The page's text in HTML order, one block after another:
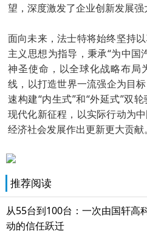
望，深度激发了企业创新发展强
面向未来，法士特将始终坚持
主义思想为指导，秉承“为中国
神圣使命，以全球化战略布局
线，以打造世界一流强企为目
速构建“内生式”和“外延式”双
现代化新征程，以实际行动为
经济社会发展作出更新更大贡献。
推荐阅读
从55台到100台：一次由国轩高
动的信任跃迁